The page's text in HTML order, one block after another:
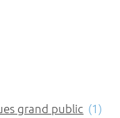
grand public (1)